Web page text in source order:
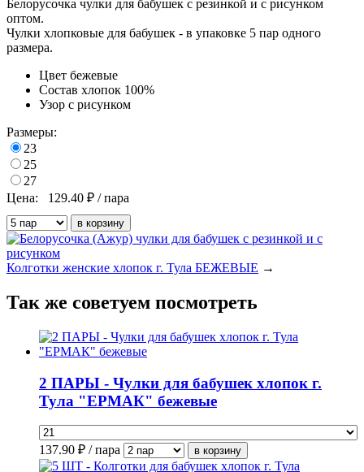
Белорусочка чулки для бабушек с резинкой и с рисунком
оптом.
Чулки хлопковые для бабушек - в упаковке 5 пар одного
размера.
Цвет бежевые
Состав хлопок 100%
Узор с рисунком
Размеры:
23
25
27
Цена:
129.40 ₽ / пара
Колготки женские хлопок г. Тула БЕЖЕВЫЕ →
Так же советуем посмотреть
2 ПАРЫ - Чулки для бабушек хлопок г.
Тула "ЕРМАК" бежевые
137.90 ₽ / пара